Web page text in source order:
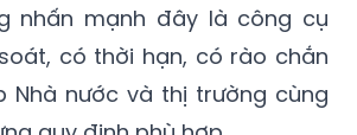
nhấn mạnh đây là công cụ
có thời hạn, có rào chắn
Nhà nước và thị trường cùng